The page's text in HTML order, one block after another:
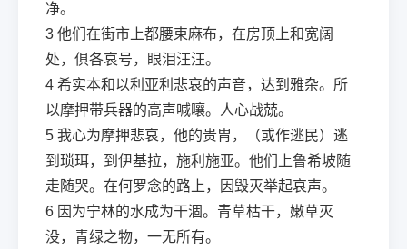
净。
3 他们在街市上都腰束麻布，在房顶上和宽阔
处，俱各哀号，眼泪汪汪。
4 希实本和以利亚利悲哀的声音，达到雅杂。所
以摩押带兵器的高声喊嚷。人心战兢。
5 我心为摩押悲哀，他的贵胄，（或作逃民）逃
到琐珥，到伊基拉，施利施亚。他们上鲁希坡随
走随哭。在何罗念的路上，因毁灭举起哀声。
6 因为宁林的水成为干涸。青草枯干，嫩草灭
没，青绿之物，一无所有。